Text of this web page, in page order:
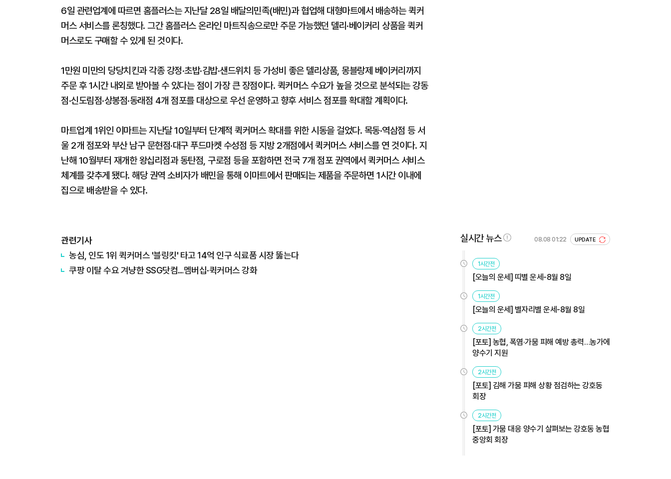
6일 관련업계에 따르면 홈플러스는 지난달 28일 배달의민족(배민)과 협업해 대형마트에서 배송하는 퀵커
머스 서비스를 론칭했다. 그간 홈플러스 온라인 마트직송으로만 주문 가능했던 델리·베이커리 상품을 퀵커
머스로도 구매할 수 있게 된 것이다.
1만원 미만의 당당치킨과 각종 강정·초밥·김밥·샌드위치 등 가성비 좋은 델리상품, 몽블랑제 베이커리까지
주문 후 1시간 내외로 받아볼 수 있다는 점이 가장 큰 장점이다. 퀵커머스 수요가 높을 것으로 분석되는 강동
점·신도림점·상봉점·동래점 4개 점포를 대상으로 우선 운영하고 향후 서비스 점포를 확대할 계획이다.
마트업계 1위인 이마트는 지난달 10일부터 단계적 퀵커머스 확대를 위한 시동을 걸었다. 목동·역삼점 등 서
울 2개 점포와 부산 남구 문현점·대구 푸드마켓 수성점 등 지방 2개점에서 퀵커머스 서비스를 연 것이다. 지
난해 10월부터 재개한 왕십리점과 동탄점, 구로점 등을 포함하면 전국 7개 점포 권역에서 퀵커머스 서비스
체계를 갖추게 됐다. 해당 권역 소비자가 배민을 통해 이마트에서 판매되는 제품을 주문하면 1시간 이내에
집으로 배송받을 수 있다.
관련기사
농심, 인도 1위 퀵커머스 '블링킷' 타고 14억 인구 식료품 시장 뚫는다
쿠팡 이탈 수요 겨냥한 SSG닷컴…멤버십·퀵커머스 강화
실시간 뉴스 08.08 01:22 UPDATE
1시간전
[오늘의 운세] 띠별 운세-8월 8일
1시간전
[오늘의 운세] 별자리별 운세-8월 8일
2시간전
[포토] 농협, 폭염·가뭄 피해 예방 총력…농가에
양수기 지원
2시간전
[포토] 김해 가뭄 피해 상황 점검하는 강호동
회장
2시간전
[포토] 가뭄 대응 양수기 살펴보는 강호동 농협
중앙회 회장